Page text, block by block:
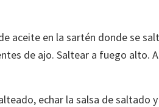
aceite en la sartén donde se
de ajo. Saltear a fuego alto.
echar la salsa de saltado